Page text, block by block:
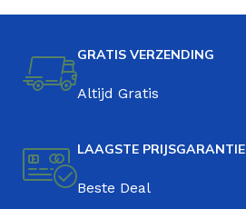
GRATIS VERZENDING
Altijd Gratis
LAAGSTE PRIJSGARANTIE
Beste Deal